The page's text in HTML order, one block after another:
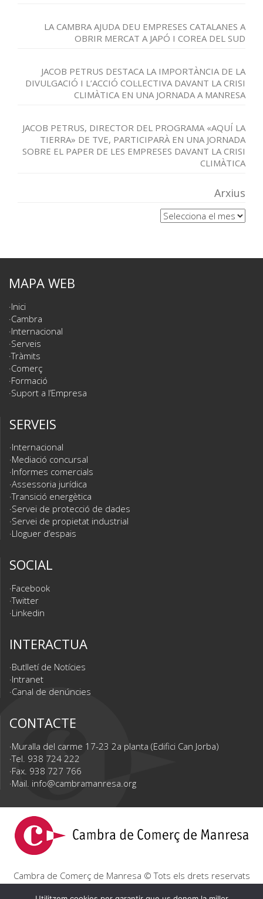
LA CAMBRA AJUDA DEU EMPRESES CATALANES A
OBRIR MERCAT A JAPÓ I COREA DEL SUD
JACOB PETRUS DESTACA LA IMPORTÀNCIA DE LA
DIVULGACIÓ I L’ACCIÓ COL·LECTIVA DAVANT LA CRISI
CLIMÀTICA EN UNA JORNADA A MANRESA
JACOB PETRUS, DIRECTOR DEL PROGRAMA «AQUÍ LA
TIERRA» DE TVE, PARTICIPARÀ EN UNA JORNADA
SOBRE EL PAPER DE LES EMPRESES DAVANT LA CRISI
CLIMÀTICA
Arxius
Arxius
MAPA WEB
Inici
Cambra
Internacional
Serveis
Tràmits
Comerç
Formació
Suport a l’Empresa
SERVEIS
Internacional
Mediació concursal
Informes comercials
Assessoria jurídica
Transició energètica
Servei de protecció de dades
Servei de propietat industrial
Lloguer d’espais
SOCIAL
Facebook
Twitter
Linkedin
INTERACTUA
Butlletí de Notícies
Intranet
Canal de denúncies
CONTACTE
Muralla del carme 17-23 2a planta (Edifici Can Jorba)
Tel. 938 724 222
Fax. 938 727 766
Mail. info@cambramanresa.org
Cambra de Comerç de Manresa © Tots els drets reservats
Avís Legal Política de privacitat Política de cookies